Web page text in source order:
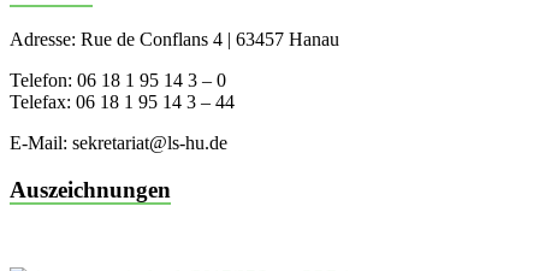
Adresse: Rue de Conflans 4 | 63457 Hanau
Telefon: 06 18 1 95 14 3 – 0
Telefax: 06 18 1 95 14 3 – 44
E-Mail: sekretariat@ls-hu.de
Auszeichnungen